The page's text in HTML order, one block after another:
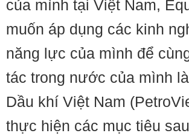
của mình tại Việt Nam,
muốn áp dụng các kinh
năng lực của mình để
tác trong nước của mình
Dầu khí Việt Nam
thực hiện các mục tiêu